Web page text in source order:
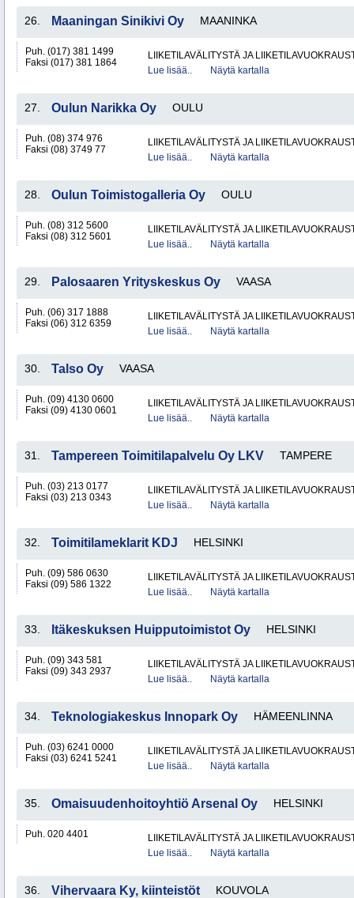
26. Maaningan Sinikivi Oy MAANINKA
Puh. (017) 381 1499
Faksi (017) 381 1864
LIIKETILAVÄLITYSTÄ JA
Lue lisää..
Näytä kartalla
27. Oulun Narikka Oy OULU
Puh. (08) 374 976
Faksi (08) 3749 77
LIIKETILAVÄLITYSTÄ JA
Lue lisää..
Näytä kartalla
28. Oulun Toimistogalleria Oy OULU
Puh. (08) 312 5600
Faksi (08) 312 5601
LIIKETILAVÄLITYSTÄ JA
Lue lisää..
Näytä kartalla
29. Palosaaren Yrityskeskus Oy VAASA
Puh. (06) 317 1888
Faksi (06) 312 6359
LIIKETILAVÄLITYSTÄ JA
Lue lisää..
Näytä kartalla
30. Talso Oy VAASA
Puh. (09) 4130 0600
Faksi (09) 4130 0601
LIIKETILAVÄLITYSTÄ JA
Lue lisää..
Näytä kartalla
31. Tampereen Toimitilapalvelu Oy LKV TAMPERE
Puh. (03) 213 0177
Faksi (03) 213 0343
LIIKETILAVÄLITYSTÄ JA
Lue lisää..
Näytä kartalla
32. Toimitilameklarit KDJ HELSINKI
Puh. (09) 586 0630
Faksi (09) 586 1322
LIIKETILAVÄLITYSTÄ JA
Lue lisää..
Näytä kartalla
33. Itäkeskuksen Huipputoimistot Oy HELSINKI
Puh. (09) 343 581
Faksi (09) 343 2937
LIIKETILAVÄLITYSTÄ JA
Lue lisää..
Näytä kartalla
34. Teknologiakeskus Innopark Oy HÄMEENLINNA
Puh. (03) 6241 0000
Faksi (03) 6241 5241
LIIKETILAVÄLITYSTÄ JA
Lue lisää..
Näytä kartalla
35. Omaisuudenhoitoyhtiö Arsenal Oy HELSINKI
Puh. 020 4401
LIIKETILAVÄLITYSTÄ JA
Lue lisää..
Näytä kartalla
36. Vihervaara Ky, kiinteistöt KOUVOLA